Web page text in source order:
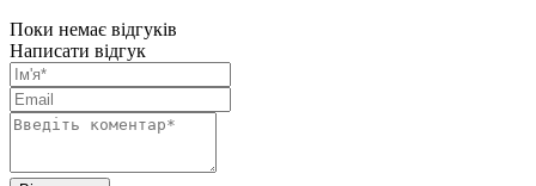
Поки немає відгуків
Написати відгук